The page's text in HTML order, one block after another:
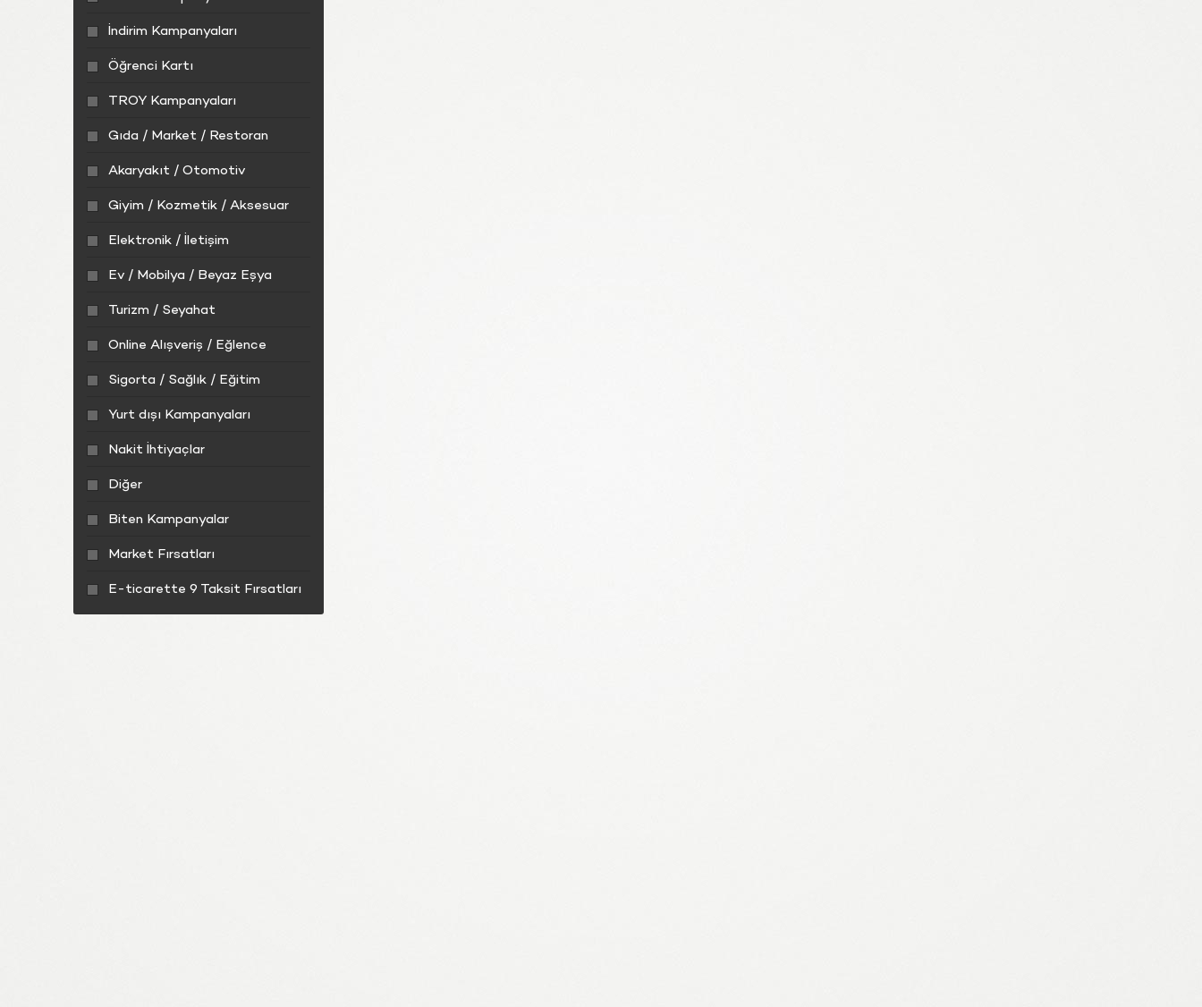
İndirim Kampanyaları
Öğrenci Kartı
TROY Kampanyaları
Gıda / Market / Restoran
Akaryakıt / Otomotiv
Giyim / Kozmetik / Aksesuar
Elektronik / İletişim
Ev / Mobilya / Beyaz Eşya
Turizm / Seyahat
Online Alışveriş / Eğlence
Sigorta / Sağlık / Eğitim
Yurt dışı Kampanyaları
Nakit İhtiyaçlar
Diğer
Biten Kampanyalar
Market Fırsatları
E-ticarette 9 Taksit Fırsatları